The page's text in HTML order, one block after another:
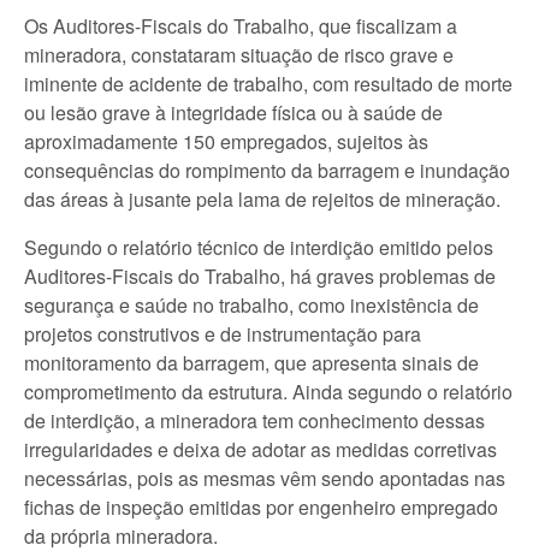
Os Auditores-Fiscais do Trabalho, que fiscalizam a
mineradora, constataram situação de risco grave e
iminente de acidente de trabalho, com resultado de morte
ou lesão grave à integridade física ou à saúde de
aproximadamente 150 empregados, sujeitos às
consequências do rompimento da barragem e inundação
das áreas à jusante pela lama de rejeitos de mineração.
Segundo o relatório técnico de interdição emitido pelos
Auditores-Fiscais do Trabalho, há graves problemas de
segurança e saúde no trabalho, como inexistência de
projetos construtivos e de instrumentação para
monitoramento da barragem, que apresenta sinais de
comprometimento da estrutura. Ainda segundo o relatório
de interdição, a mineradora tem conhecimento dessas
irregularidades e deixa de adotar as medidas corretivas
necessárias, pois as mesmas vêm sendo apontadas nas
fichas de inspeção emitidas por engenheiro empregado
da própria mineradora.